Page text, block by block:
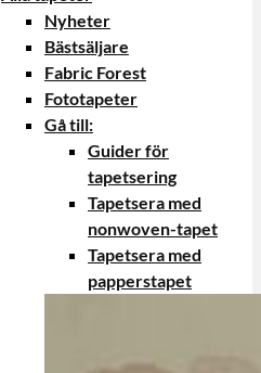
Nyheter
Bästsäljare
Fabric Forest
Fototapeter
Gå till:
Guider för
tapetsering
Tapetsera med
nonwoven-tapet
Tapetsera med
papperstapet